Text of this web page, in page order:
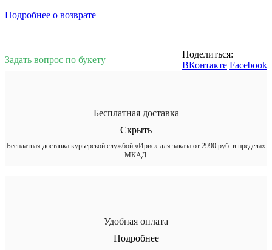
Подробнее о возврате
Задать вопрос по букету
Поделиться:
ВКонтакте Facebook
Бесплатная доставка
Скрыть
Бесплатная доставка курьерской службой «Ирис» для заказа от 2990 руб. в пределах
МКАД.
Удобная оплата
Подробнее